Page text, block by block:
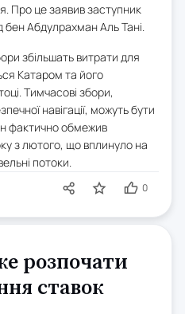
Про це заявив заступник
Абдулрахман Аль Тані.
збільшать витрати для
Катаром та його
Тимчасові збори,
навігації, можуть бути
фактично обмежив
з лютого, що вплинуло на
потоки.
0
розпочати
ставок